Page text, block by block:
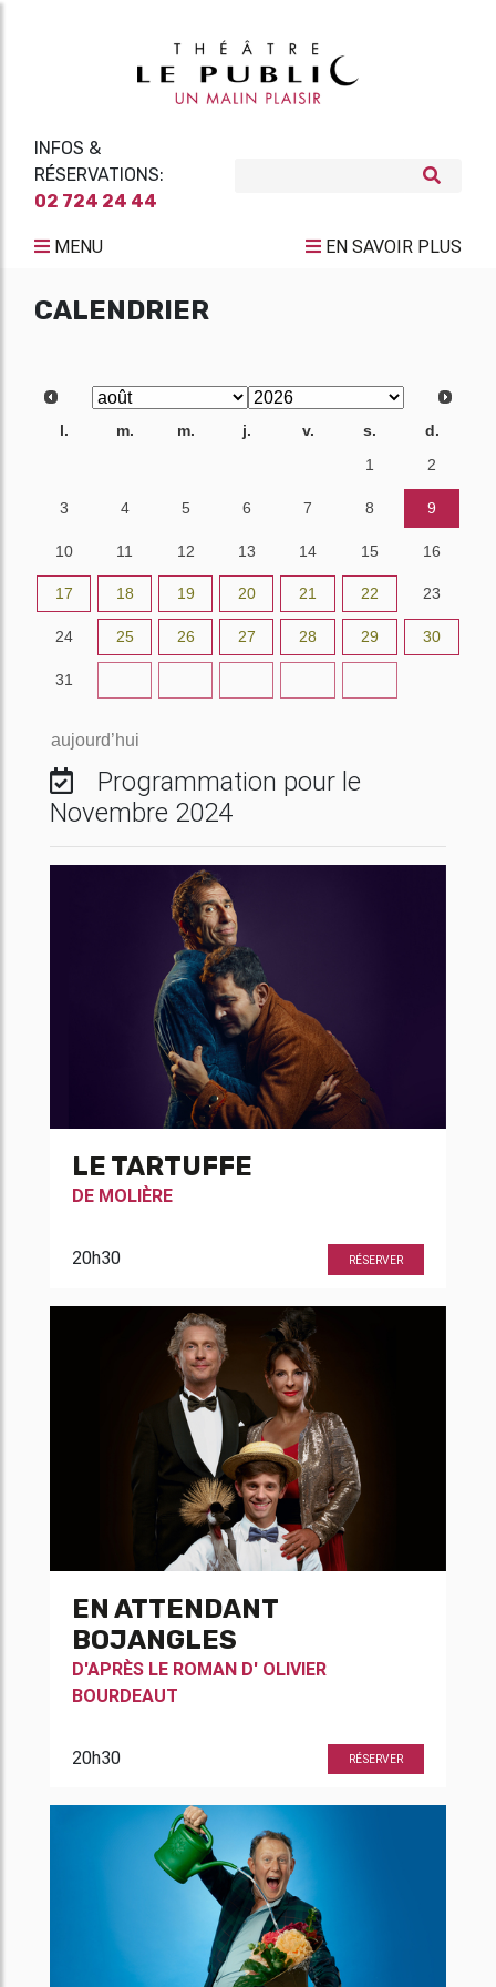
INFOS &
RÉSERVATIONS:
02 724 24 44
MENU EN SAVOIR PLUS
CALENDRIER
l. m. m. j. v. s.
d.
1 2
3 4 5 6 7 8 9
10 11 12 13 14 15 16
17 18 19 20 21 22 23
24 25 26 27 28 29 30
31
aujourd’hui
Programmation pour le
Novembre 2024
LE TARTUFFE
DE MOLIÈRE
20h30 RÉSERVER
EN ATTENDANT
BOJANGLES
D'APRÈS LE ROMAN D' OLIVIER
BOURDEAUT
20h30 RÉSERVER